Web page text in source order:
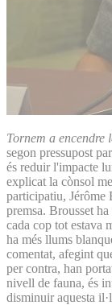
Tornem a encendre
segon pressupost
és reduir l'impacte
explicat la cònsol
participatiu, Jérôme
premsa. Brousset
cada cop tot estava
ha més llums
comentat, afegint
per contra, han
nivell de fauna, és
disminuir aquesta